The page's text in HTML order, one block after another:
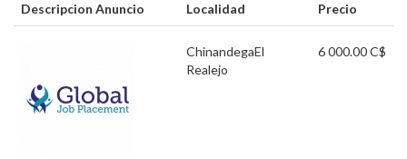
Descripcion Anuncio Localidad Precio
ChinandegaEl
Realejo
6 000.00 C$